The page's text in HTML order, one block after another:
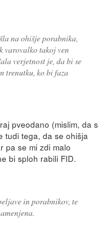
na ohišje porabnika,
takoj ven
verjetnost je, da bi se
trenutku, ko bi faza
pveodano (mislim, da s
tudi tega, da se ohišja
pa se mi zdi malo
bi sploh rabili FID.
in porabnikov, te